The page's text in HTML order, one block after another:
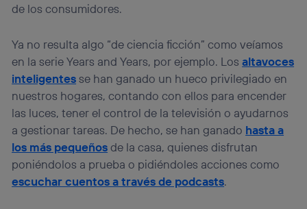
de los consumidores.
Ya no resulta algo “de ciencia ficción” como veíamos
en la serie Years and Years, por ejemplo. Losaltavoces
inteligentesse han ganado un hueco privilegiado en
nuestros hogares, contando con ellos para encender
las luces, tener el control de la televisión o ayudarnos
a gestionar tareas. De hecho, se han ganado hasta a
los más pequeñosde la casa, quienes disfrutan
poniéndolos a prueba o pidiéndoles acciones como
escuchar cuentos a través de podcasts.